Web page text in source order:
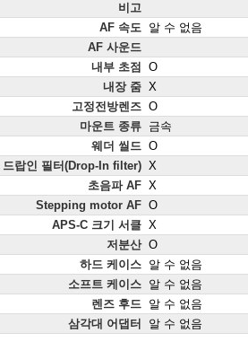
비고
AF 속도 알 수 없음
AF 사운드
내부 초점
O
내장 줌 X
고정전방렌즈 O
마운트 종류 금속
웨더 씰드 O
드랍인 필터(Drop-In filter) X
초음파 AF X
Stepping motor AF O
APS-C 크기 서클 X
저분산 O
하드 케이스 알 수 없음
소프트 케이스 알 수 없음
렌즈 후드 알 수 없음
삼각대 어댑터
알 수 없음